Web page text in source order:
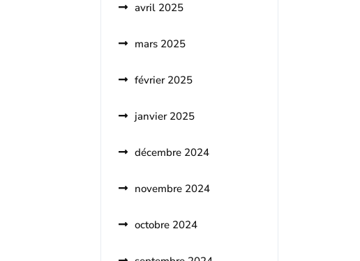
avril 2025
mars 2025
février 2025
janvier 2025
décembre 2024
novembre 2024
octobre 2024